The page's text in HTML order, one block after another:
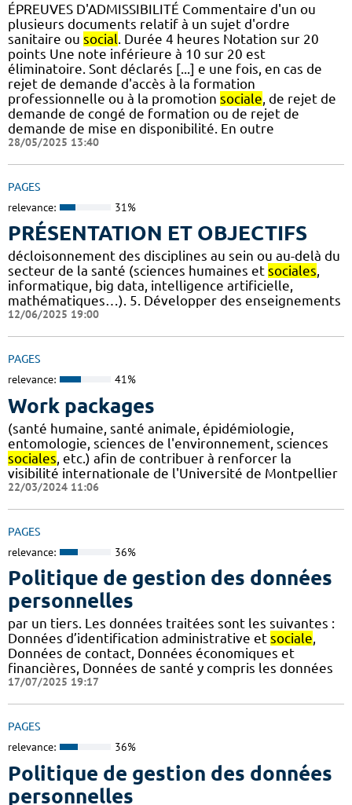
ÉPREUVES D'ADMISSIBILITÉ Commentaire d'un ou
plusieurs documents relatif à un sujet d'ordre
sanitaire ou social. Durée 4 heures Notation sur 20
points Une note inférieure à 10 sur 20 est
éliminatoire. Sont déclarés [...] e une fois, en cas de
rejet de demande d'accès à la formation
professionnelle ou à la promotion sociale, de rejet de
demande de congé de formation ou de rejet de
demande de mise en disponibilité. En outre
28/05/2025 13:40
PAGES
relevance: 31%
PRÉSENTATION ET OBJECTIFS
décloisonnement des disciplines au sein ou au-delà du
secteur de la santé (sciences humaines et sociales,
informatique, big data, intelligence artificielle,
mathématiques…). 5. Développer des enseignements
12/06/2025 19:00
PAGES
relevance: 41%
Work packages
(santé humaine, santé animale, épidémiologie,
entomologie, sciences de l'environnement, sciences
sociales, etc.) afin de contribuer à renforcer la
visibilité internationale de l'Université de Montpellier
22/03/2024 11:06
PAGES
relevance: 36%
Politique de gestion des données
personnelles
par un tiers. Les données traitées sont les suivantes :
Données d’identification administrative et sociale,
Données de contact, Données économiques et
financières, Données de santé y compris les données
17/07/2025 19:17
PAGES
relevance: 36%
Politique de gestion des données
personnelles